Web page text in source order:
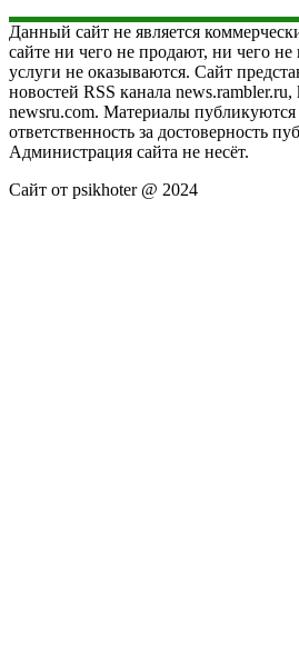
Данный сайт не является
сайте ни чего не продают, ни чего
услуги не оказываются. Сайт
новостей RSS канала news.rambler.ru,
newsru.com. Материалы публикуются
ответственность за достоверность
Администрация сайта не несёт.
Сайт от psikhoter @ 2024